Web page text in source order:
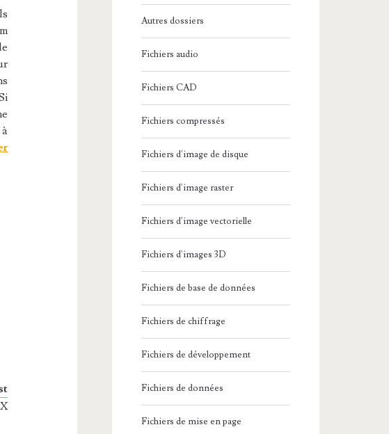
Autres dossiers
Fichiers audio
Fichiers CAD
Fichiers compressés
Fichiers d'image de disque
Fichiers d'image raster
Fichiers d'image vectorielle
Fichiers d'images 3D
Fichiers de base de données
Fichiers de chiffrage
Fichiers de développement
Fichiers de données
Fichiers de mise en page